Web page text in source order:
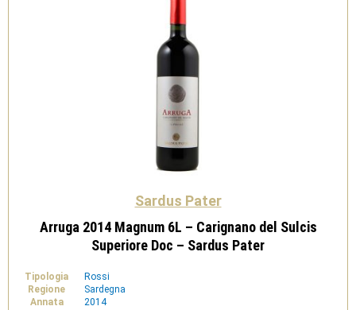
Sardus Pater
Arruga 2014 Magnum 6L – Carignano del Sulcis
Superiore Doc – Sardus Pater
Tipologia
Rossi
Regione
Sardegna
Annata
2014